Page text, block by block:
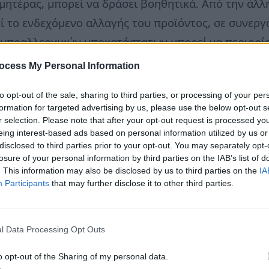
My Personal Information
opt-out of the sale, sharing to third parties, or processing of your
for targeted advertising by us, please use the below opt-out
selection. Please note that after your opt-out request is processed
interest-based ads based on personal information utilized by us
to third parties prior to your opt-out. You may separately
of your personal information by third parties on the IAB’s list of
This information may also be disclosed by us to third parties on the
Participants that may further disclose it to other third parties.
Data Processing Opt Outs
opt-out of the Sharing of my personal data.
μπορεί να δράσει βοηθητικά. Από την
το ενδεχόμενο αλλαγής του προϊόντος, σε
υποκατάστατων μπορεί να
άσθματος και αλλεργιών στην οικογένεια.
λόγω της αυξημένης κατάποσης
σώματος της μητέρας και του βρέφους
επιλέγονται ειδικά σχεδιασμένα μπιμπερό,
όσο το δυνατόν πιο κάθετη θέση μπορεί να
με καταπραϋντική δράση (π.χ.